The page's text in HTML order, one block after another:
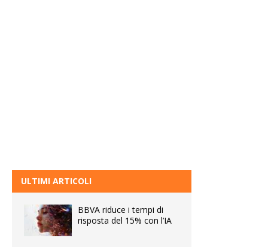
ULTIMI ARTICOLI
BBVA riduce i tempi di
risposta del 15% con l’IA